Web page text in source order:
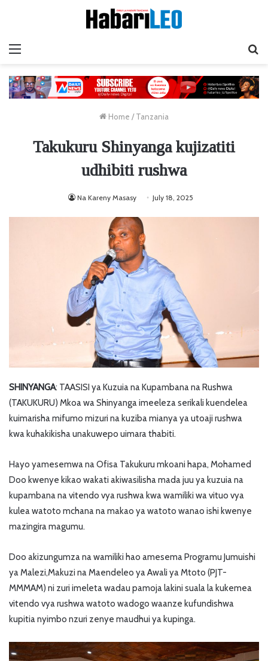
Home / Tanzania
Takukuru Shinyanga kujizatiti
udhibiti rushwa
Na Kareny Masasy July 18, 2025
SHINYANGA: TAASISI ya Kuzuia na Kupambana na Rushwa
(TAKUKURU) Mkoa wa Shinyanga imeeleza serikali kuendelea
kuimarisha mifumo mizuri na kuziba mianya ya utoaji rushwa
kwa kuhakikisha unakuwepo uimara thabiti.
Hayo yamesemwa na Ofisa Takukuru mkoani hapa, Mohamed
Doo kwenye kikao wakati akiwasilisha mada juu ya kuzuia na
kupambana na vitendo vya rushwa kwa wamiliki wa vituo vya
kulea watoto mchana na makao ya watoto wanao ishi kwenye
mazingira magumu.
Doo akizungumza na wamiliki hao amesema Programu Jumuishi
ya Malezi,Makuzi na Maendeleo ya Awali ya Mtoto (PJT-
MMMAM) ni zuri imeleta wadau pamoja lakini suala la kukemea
vitendo vya rushwa watoto wadogo waanze kufundishwa
kupitia nyimbo nzuri zenye maudhui ya kupinga.